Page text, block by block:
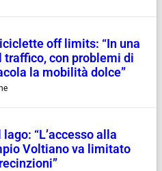
off limits: “In una
con problemi di
la mobilità dolce”
“L’accesso alla
Voltiano va limitato